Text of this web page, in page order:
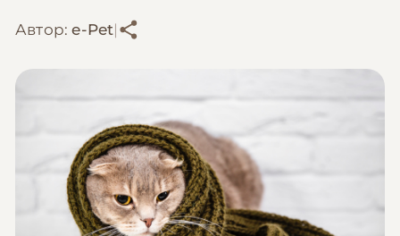
Автор:e-Pet|